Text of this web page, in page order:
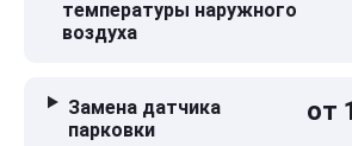
температуры наружного
воздуха
Замена датчика
парковки
от